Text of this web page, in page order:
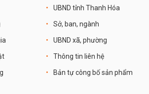
UBND tỉnh Thanh Hóa
Sở, ban, ngành
UBND xã, phường
Thông tin liên hệ
Bản tự công bố sản phẩm